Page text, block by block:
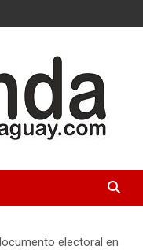
electoral en